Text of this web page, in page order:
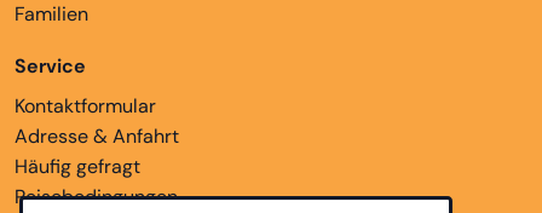
Familien
Service
Kontaktformular
Adresse & Anfahrt
Häufig gefragt
Reisebedingungen